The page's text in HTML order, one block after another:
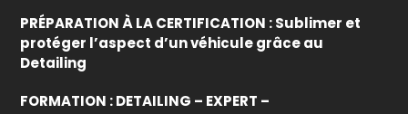
PRÉPARATION À LA CERTIFICATION : Sublimer et
protéger l’aspect d’un véhicule grâce au
Detailing
FORMATION : DETAILING – EXPERT –